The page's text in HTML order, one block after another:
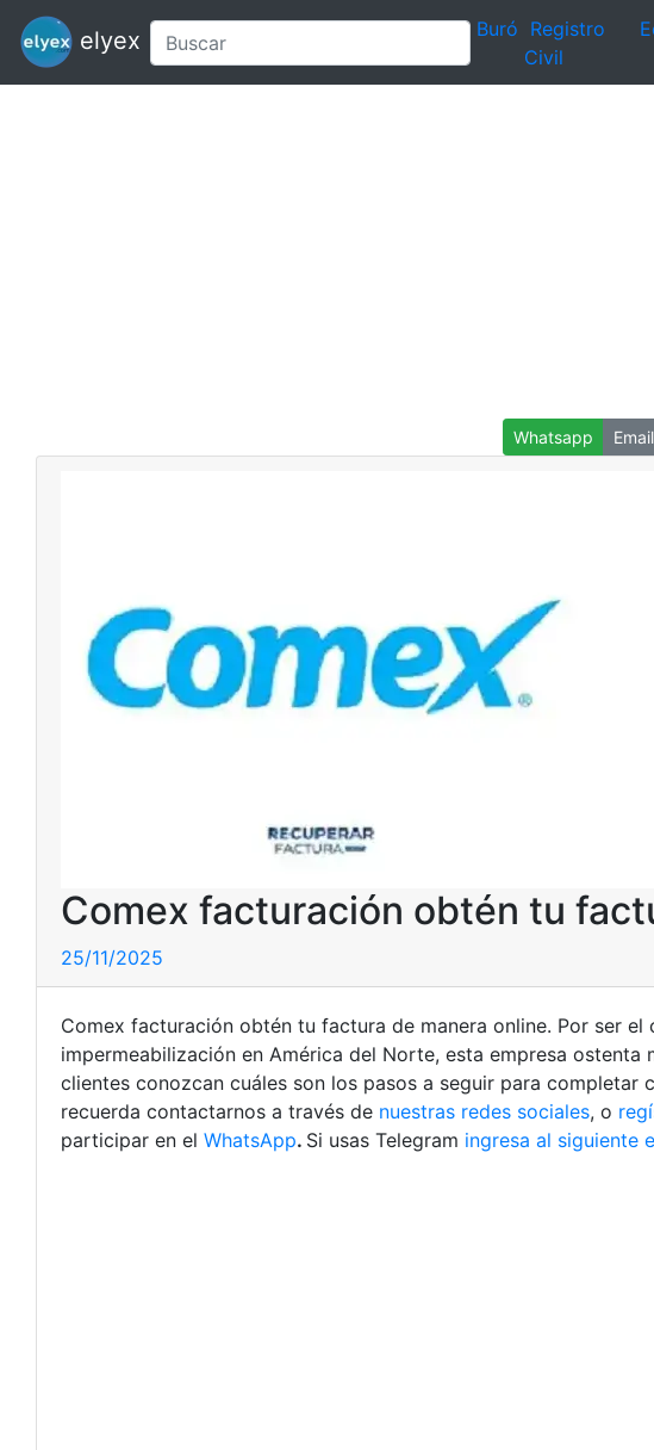
elyex Buró Registro
Civil
Whatsapp Email
Comex facturación obtén tu
25/11/2025
Comex facturación obtén tu factura de manera online. Por ser
impermeabilización en América del Norte, esta empresa
clientes conozcan cuáles son los pasos a seguir para completar
recuerda contactarnos a través de nuestras redes sociales, o
participar en el WhatsApp. Si usas Telegram ingresa al siguiente